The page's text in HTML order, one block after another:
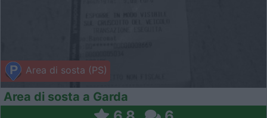
Area di sosta (PS)
Area di sosta a Garda